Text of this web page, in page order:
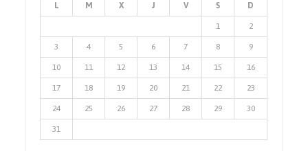
L M X J V S D
1 2
3 4 5 6 7 8 9
10 11 12 13 14 15 16
17 18 19 20 21 22 23
24 25 26 27 28 29 30
31